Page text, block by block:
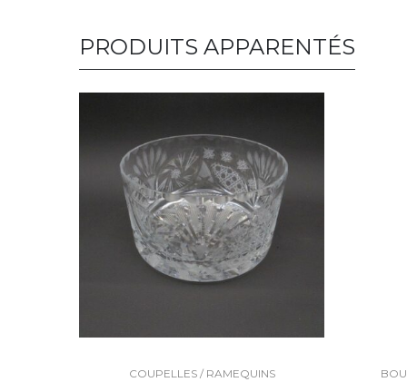
PRODUITS APPARENTÉS
COUPELLES / RAMEQUINS